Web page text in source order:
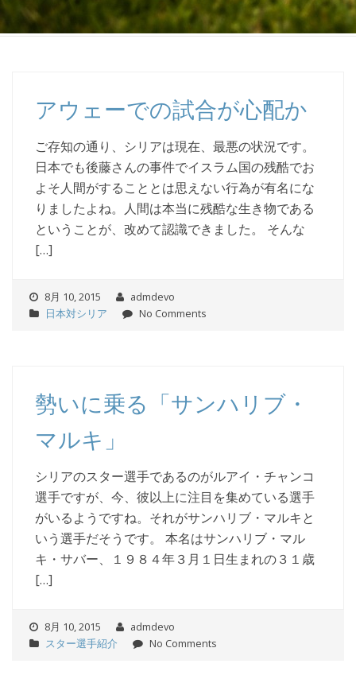
アウェーでの試合が心配か
ご存知の通り、シリアは現在、最悪の状況です。
日本でも後藤さんの事件でイスラム国の残酷でお
よそ人間がすることとは思えない行為が有名にな
りましたよね。人間は本当に残酷な生き物である
ということが、改めて認識できました。 そんな
[…]
8月 10, 2015
admdevo
日本対シリア
No Comments
勢いに乗る「サンハリブ・
マルキ」
シリアのスター選手であるのがルアイ・チャンコ
選手ですが、今、彼以上に注目を集めている選手
がいるようですね。それがサンハリブ・マルキと
いう選手だそうです。 本名はサンハリブ・マル
キ・サバー、１９８４年３月１日生まれの３１歳
[…]
8月 10, 2015
admdevo
スター選手紹介
No Comments